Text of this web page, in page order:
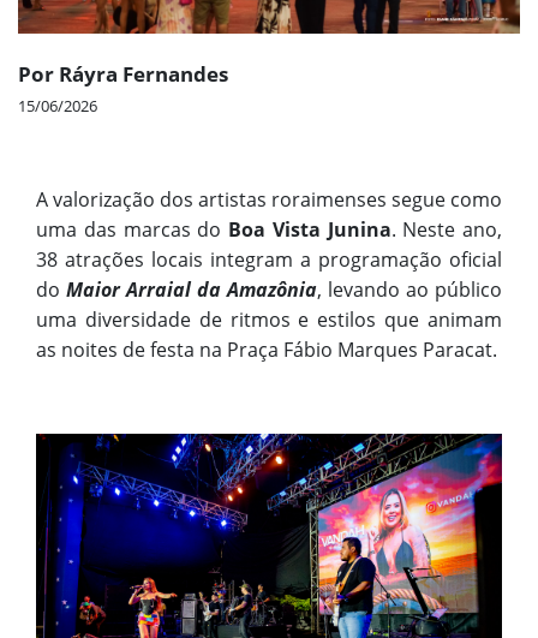
Por Ráyra Fernandes
15/06/2026
A valorização dos artistas roraimenses segue como
uma das marcas do Boa Vista Junina. Neste ano,
38 atrações locais integram a programação oficial
do Maior Arraial da Amazônia, levando ao público
uma diversidade de ritmos e estilos que animam
as noites de festa na Praça Fábio Marques Paracat.